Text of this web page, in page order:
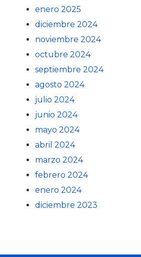
enero 2025
diciembre 2024
noviembre 2024
octubre 2024
septiembre 2024
agosto 2024
julio 2024
junio 2024
mayo 2024
abril 2024
marzo 2024
febrero 2024
enero 2024
diciembre 2023